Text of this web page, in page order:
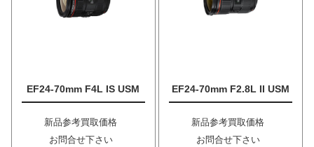
EF24-70mm F4L IS USM
新品参考買取価格
お問合せ下さい
EF24-70mm F2.8L II USM
新品参考買取価格
お問合せ下さい